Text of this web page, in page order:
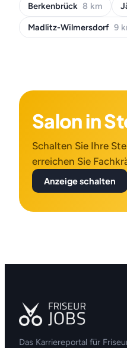
Berkenbrück 8 km
Madlitz-Wilmersdorf 9
Salon in
Schalten Sie Ihre
erreichen Sie
Anzeige schalten
Das Karriereportal für